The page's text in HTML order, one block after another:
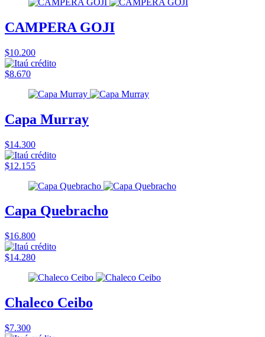
CAMPERA GOJI
$10.200
$8.670
Capa Murray
$14.300
$12.155
Capa Quebracho
$16.800
$14.280
Chaleco Ceibo
$7.300